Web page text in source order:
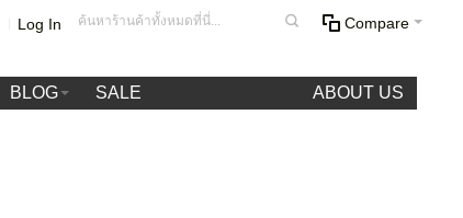
Compare
Log In
BLOG SALE ABOUT US